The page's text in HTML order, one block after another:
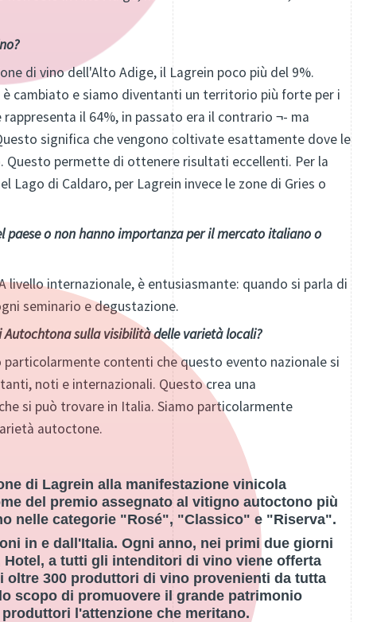
di vino dell'Alto Adige, il Lagrein poco più del 9%.
cambiato e siamo diventanti un territorio più forte per i
il 64%, in passato era il contrario ¬- ma
significa che vengono coltivate esattamente dove le
permette di ottenere risultati eccellenti. Per la
Lago di Caldaro, per Lagrein invece le zone di Gries o
o non hanno importanza per il mercato italiano o
internazionale, è entusiasmante: quando si parla di
seminario e degustazione.
sulla visibilità delle varietà locali?
contenti che questo evento nazionale si
noti e internazionali. Questo crea una
si può trovare in Italia. Siamo particolarmente
autoctone.
di Lagrein alla manifestazione vinicola
del premio assegnato al vitigno autoctono più
nelle categorie "Rosé", "Classico" e "Riserva".
in e dall'Italia. Ogni anno, nei primi due giorni
a tutti gli intenditori di vino viene offerta
300 produttori di vino provenienti da tutta
scopo di promuovere il grande patrimonio
l'attenzione che meritano.